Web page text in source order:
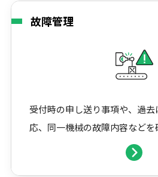
故障管理
受付時の申し送り事項や、過
応、同一機械の故障内容などを